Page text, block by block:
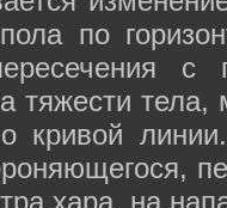
по
с
тяжести
кривой